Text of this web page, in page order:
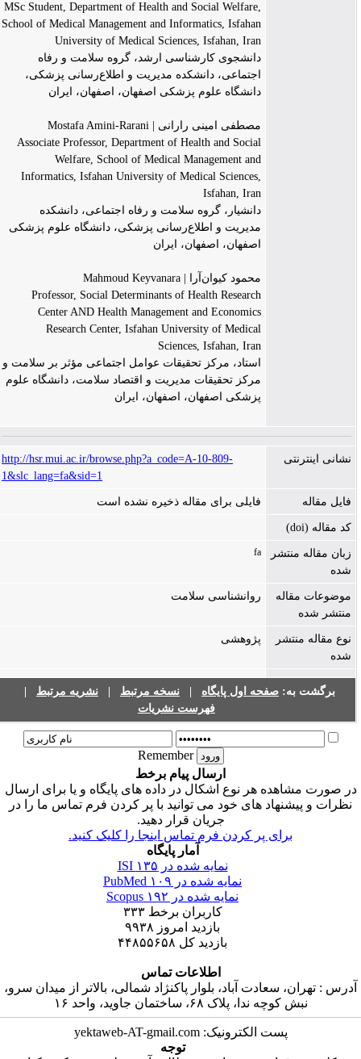
MSc Student, Department of Health and Social Welfare,
School of Medical Management and Informatics, Isfahan
University of Medical Sciences, Isfahan, Iran
دانشجوی کارشناسی ارشد، گروه سلامت و رفاه
اجتماعی، دانشکده مدیریت و اطلاع‌رسانی پزشکی،
دانشگاه علوم پزشکی اصفهان، اصفهان، ایران
مصطفی امینی رارانی | Mostafa Amini-Rarani
Associate Professor, Department of Health and Social
Welfare, School of Medical Management and
Informatics, Isfahan University of Medical Sciences,
Isfahan, Iran
دانشیار، گروه سلامت و رفاه اجتماعی، دانشکده
مدیریت و اطلاع‌رسانی پزشکی، دانشگاه علوم پزشکی
اصفهان، اصفهان، ایران
محمود کیوان‌آرا | Mahmoud Keyvanara
Professor, Social Determinants of Health Research
Center AND Health Management and Economics
Research Center, Isfahan University of Medical
Sciences, Isfahan, Iran
استاد، مرکز تحقیقات عوامل اجتماعی مؤثر بر سلامت و
مرکز تحقیقات مدیریت و اقتصاد سلامت، دانشگاه علوم
پزشکی اصفهان، اصفهان، ایران
نشانی اینترنتی
http://hsr.mui.ac.ir/browse.php?a_code=A-10-809-
1&slc_lang=fa&sid=1
فایل مقاله فایلی برای مقاله ذخیره نشده است
کد مقاله (doi)
زبان مقاله منتشر
شده
موضوعات مقاله
منتشر شده
روانشناسی سلامت
نوع مقاله منتشر
شده
پژوهشی
برگشت به:صفحه اول پایگاه| نسخه مرتبط| نشریه مرتبط|
فهرست نشریات
Remember
ارسال پیام برخط
صورت مشاهده هر نوع اشکال در داده های پایگاه و یا برای ارسال
نظرات و پیشنهاد های خود می توانید با پر کردن فرم تماس ما را در
جریان قرار دهید.
برای پر کردن فرم تماس اینجا را کلیک کنید.
آمار پایگاه
نمایه شده در ISI۱۳۵
نمایه شده در PubMed۱۰۹
نمایه شده در Scopus۱۹۲
کاربران برخط۳۳۳
بازدید امروز۹۹۳۸
بازدید کل ۴۴۸۵۵۶۵۸
اطلاعات تماس
: تهران، سعادت آباد، بلوار پاکنژاد شمالی، بالاتر از میدان سرو،
نبش کوچه ندا، پلاک ۶۸، ساختمان جاوید، واحد ۱۶
پست الکترونیک: yektaweb-AT-gmail.com
توجه